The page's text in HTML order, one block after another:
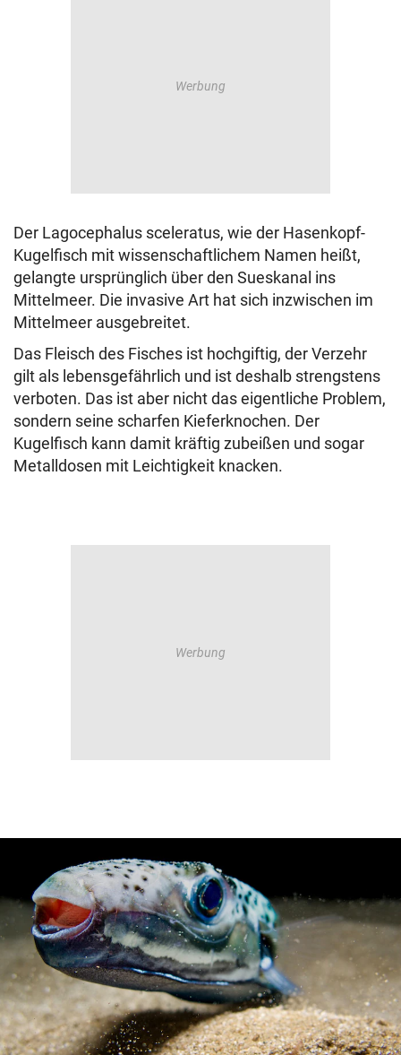
Der Lagocephalus sceleratus, wie der Hasenkopf-
Kugelfisch mit wissenschaftlichem Namen heißt,
gelangte ursprünglich über den Sueskanal ins
Mittelmeer. Die invasive Art hat sich inzwischen im
Mittelmeer ausgebreitet.
Das Fleisch des Fisches ist hochgiftig, der Verzehr
gilt als lebensgefährlich und ist deshalb strengstens
verboten. Das ist aber nicht das eigentliche Problem,
sondern seine scharfen Kieferknochen. Der
Kugelfisch kann damit kräftig zubeißen und sogar
Metalldosen mit Leichtigkeit knacken.